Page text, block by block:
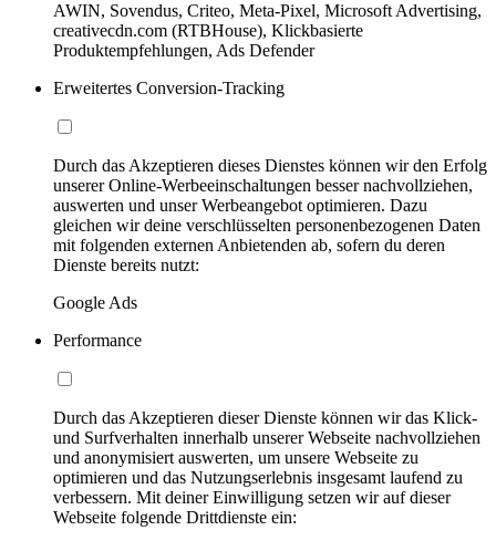
AWIN, Sovendus, Criteo, Meta-Pixel, Microsoft Advertising,
creativecdn.com (RTBHouse), Klickbasierte
Produktempfehlungen, Ads Defender
Erweitertes Conversion-Tracking
Durch das Akzeptieren dieses Dienstes können wir den Erfolg
unserer Online-Werbeeinschaltungen besser nachvollziehen,
auswerten und unser Werbeangebot optimieren. Dazu
gleichen wir deine verschlüsselten personenbezogenen Daten
mit folgenden externen Anbietenden ab, sofern du deren
Dienste bereits nutzt:
Google Ads
Performance
Durch das Akzeptieren dieser Dienste können wir das Klick-
und Surfverhalten innerhalb unserer Webseite nachvollziehen
und anonymisiert auswerten, um unsere Webseite zu
optimieren und das Nutzungserlebnis insgesamt laufend zu
verbessern. Mit deiner Einwilligung setzen wir auf dieser
Webseite folgende Drittdienste ein: